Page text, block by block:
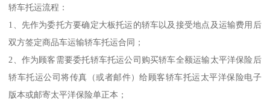
轿车托运流程：
1、先作为委托方要确定大板托运的轿车以及接受地点及运输费用后
双方签定商品车运输轿车托运合同；
2、作为顾客需要委托轿车托运公司购买轿车全额运输太平洋保险后
轿车托运公司将传真（或者邮件）给顾客轿车托运太平洋保险电子
版本或邮寄太平洋保险单正本；